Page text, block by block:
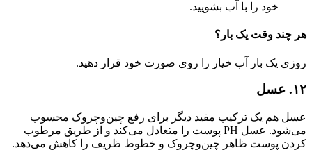
خود را با آب بشویید.
هر چند وقت یک بار؟
روزی یک بار آب خیار را روی صورت خود قرار دهید.
۱۲. عسل
عسل هم یک ترکیب مفید دیگر برای رفع چین‌وچروک محسوب
می‌شود. عسل PH پوست را متعادل می‌کند و از طریق مرطوب
کردن پوست ظاهر چین‌وچروک و خطوط ظریف را کاهش می‌دهد‌.